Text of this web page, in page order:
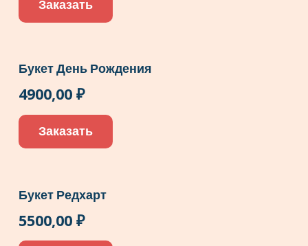
Заказать
Букет День Рождения
4900,00 ₽
Заказать
Букет Редхарт
5500,00 ₽